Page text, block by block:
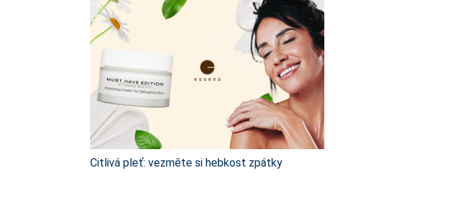
Citlivá pleť: vezměte si hebkost zpátky